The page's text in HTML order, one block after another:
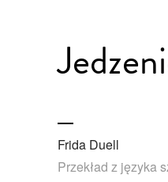
Frida Duell
Przekład z języka